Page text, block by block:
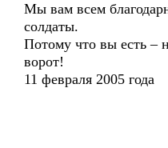
Мы вам всем
солдаты.
Потому что вы есть –
ворот!
11 февраля 2005 года